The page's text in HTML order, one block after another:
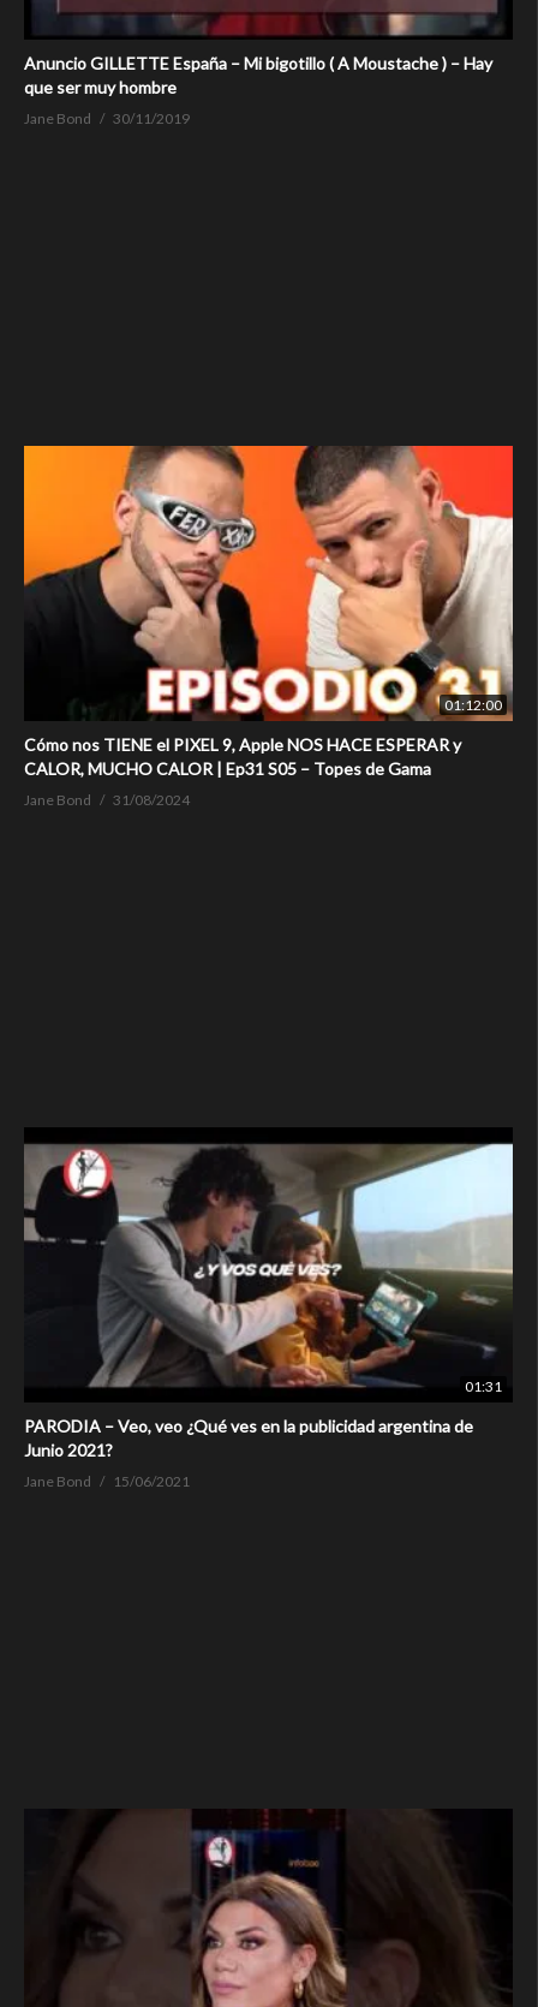
Anuncio GILLETTE España – Mi bigotillo ( A Moustache ) – Hay
que ser muy hombre
Jane Bond 30/11/2019
01:12:00
Cómo nos TIENE el PIXEL 9, Apple NOS HACE ESPERAR y
CALOR, MUCHO CALOR | Ep31 S05 – Topes de Gama
Jane Bond 31/08/2024
01:31
PARODIA – Veo, veo ¿Qué ves en la publicidad argentina de
Junio 2021?
Jane Bond 15/06/2021